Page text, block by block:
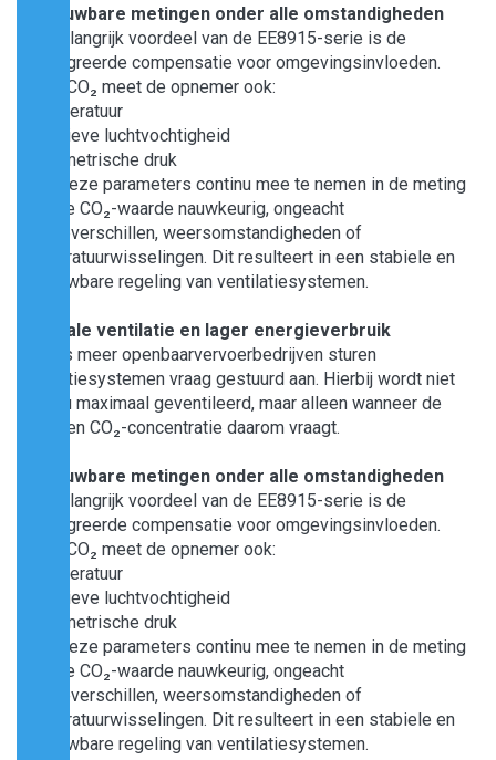
Betrouwbare metingen onder alle omstandigheden
Een belangrijk voordeel van de EE8915-serie is de
geïntegreerde compensatie voor omgevingsinvloeden.
Naast CO₂ meet de opnemer ook:
• Temperatuur
• Relatieve luchtvochtigheid
• Barometrische druk
Door deze parameters continu mee te nemen in de meting
blijft de CO₂-waarde nauwkeurig, ongeacht
hoogteverschillen, weersomstandigheden of
temperatuurwisselingen. Dit resulteert in een stabiele en
betrouwbare regeling van ventilatiesystemen.
Optimale ventilatie en lager energieverbruik
Steeds meer openbaarvervoerbedrijven sturen
ventilatiesystemen vraag gestuurd aan. Hierbij wordt niet
continu maximaal geventileerd, maar alleen wanneer de
gemeten CO₂-concentratie daarom vraagt.
Betrouwbare metingen onder alle omstandigheden
Een belangrijk voordeel van de EE8915-serie is de
geïntegreerde compensatie voor omgevingsinvloeden.
Naast CO₂ meet de opnemer ook:
• Temperatuur
• Relatieve luchtvochtigheid
• Barometrische druk
Door deze parameters continu mee te nemen in de meting
blijft de CO₂-waarde nauwkeurig, ongeacht
hoogteverschillen, weersomstandigheden of
temperatuurwisselingen. Dit resulteert in een stabiele en
betrouwbare regeling van ventilatiesystemen.